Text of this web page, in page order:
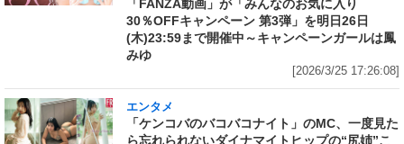
「FANZA動画」が「みんなのお気に入り
30％OFFキャンペーン 第3弾」を明日26日
(木)23:59まで開催中～キャンペーンガールは鳳
みゆ
[2026/3/25 17:26:08]
エンタメ
「ケンコバのバコバコナイト」のMC、一度見た
ら忘れられないダイナマイトヒップの“尻姉”こ